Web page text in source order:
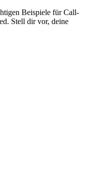
Beispiele für Call-
Stell dir vor, deine